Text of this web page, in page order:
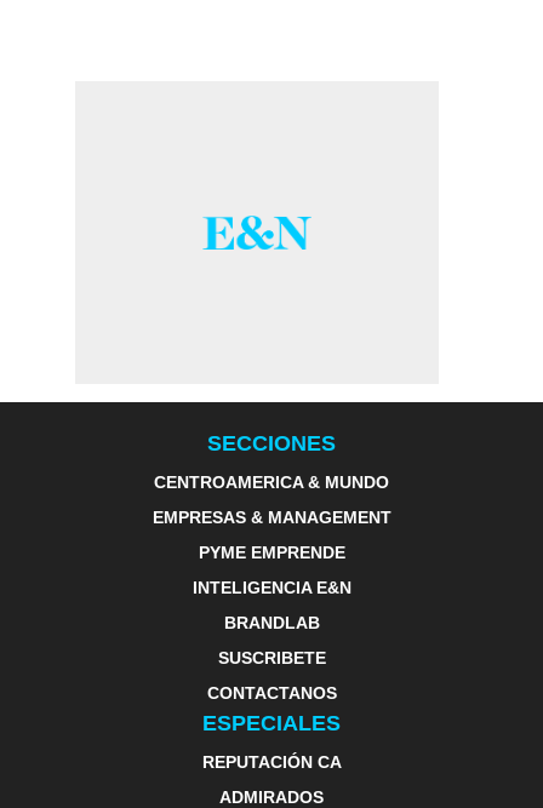
SECCIONES
CENTROAMERICA & MUNDO
EMPRESAS & MANAGEMENT
PYME EMPRENDE
INTELIGENCIA E&N
BRANDLAB
SUSCRIBETE
CONTACTANOS
ESPECIALES
REPUTACIÓN CA
ADMIRADOS